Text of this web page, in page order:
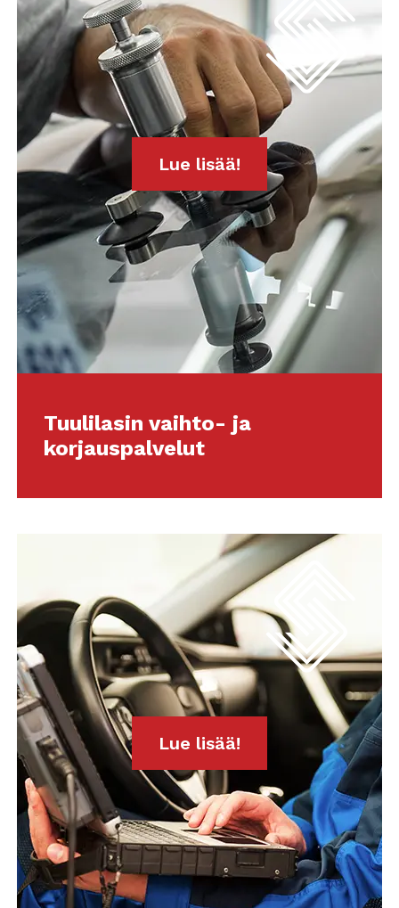
Lue lisää!
Tuulilasin vaihto- ja
korjauspalvelut
Lue lisää!